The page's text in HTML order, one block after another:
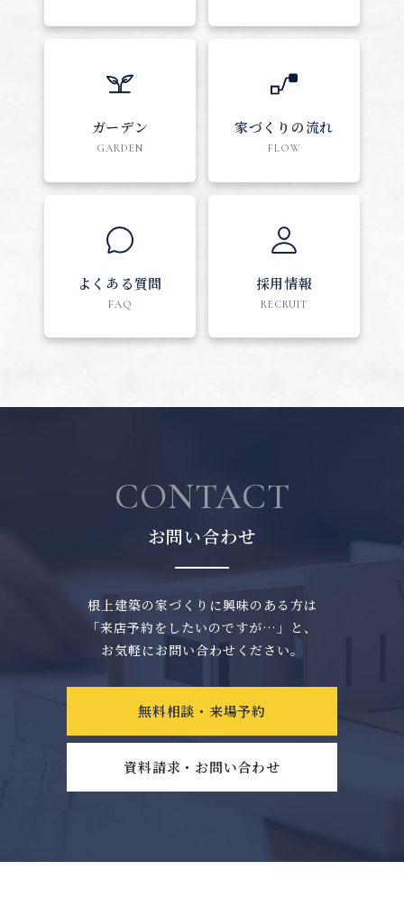
ガーデン
GARDEN
家づくりの流れ
FLOW
よくある質問
FAQ
採用情報
RECRUIT
CONTACT
お問い合わせ
根上建築の家づくりに興味のある方は
「来店予約をしたいのですが…」と、
お気軽にお問い合わせください。
無料相談・来場予約
資料請求・お問い合わせ